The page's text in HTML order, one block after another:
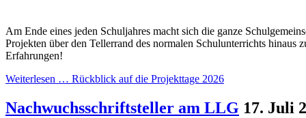
Am Ende eines jeden Schuljahres macht sich die ganze
Projekten über den Tellerrand des normalen Schulunterrichts hinaus
Erfahrungen!
Weiterlesen … Rückblick auf die Projekttage 2026
Nachwuchsschriftsteller am LLG 17. Juli